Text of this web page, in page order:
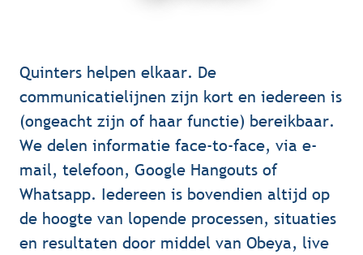
Quinters helpen elkaar. De
communicatielijnen zijn kort en iedereen is
(ongeacht zijn of haar functie) bereikbaar.
We delen informatie face-to-face, via e-
mail, telefoon, Google Hangouts of
Whatsapp. Iedereen is bovendien altijd op
de hoogte van lopende processen, situaties
en resultaten door middel van Obeya, live